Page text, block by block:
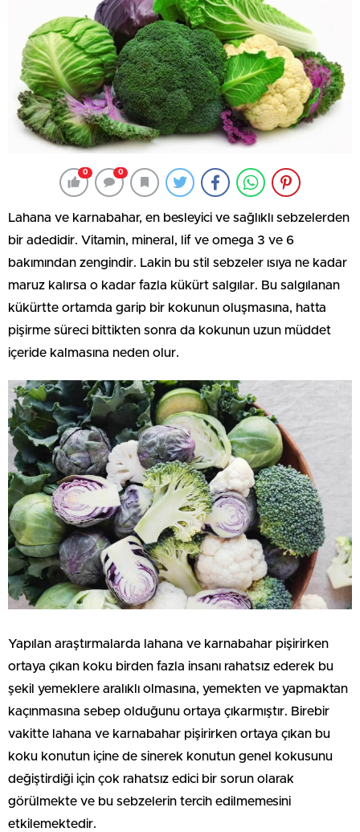
0 0
Lahana ve karnabahar, en besleyici ve sağlıklı sebzelerden
bir adedidir. Vitamin, mineral, lif ve omega 3 ve 6
bakımından zengindir. Lakin bu stil sebzeler ısıya ne kadar
maruz kalırsa o kadar fazla kükürt salgılar. Bu salgılanan
kükürtte ortamda garip bir kokunun oluşmasına, hatta
pişirme süreci bittikten sonra da kokunun uzun müddet
içeride kalmasına neden olur.
Yapılan araştırmalarda lahana ve karnabahar pişirirken
ortaya çıkan koku birden fazla insanı rahatsız ederek bu
şekil yemeklere aralıklı olmasına, yemekten ve yapmaktan
kaçınmasına sebep olduğunu ortaya çıkarmıştır. Birebir
vakitte lahana ve karnabahar pişirirken ortaya çıkan bu
koku konutun içine de sinerek konutun genel kokusunu
değiştirdiği için çok rahatsız edici bir sorun olarak
görülmekte ve bu sebzelerin tercih edilmemesini
etkilemektedir.